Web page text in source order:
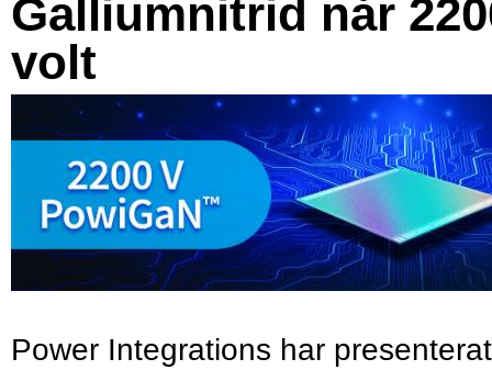
Galliumnitrid når
volt
Power Integrations har presenterat